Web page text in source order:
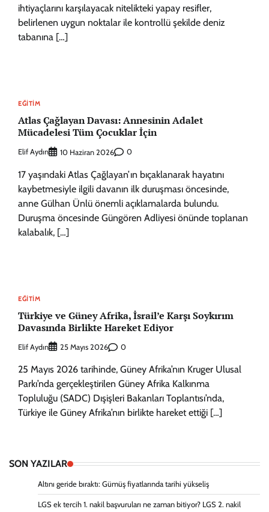
ihtiyaçlarını karşılayacak nitelikteki yapay resifler,
belirlenen uygun noktalar ile kontrollü şekilde deniz
tabanına […]
EĞITIM
Atlas Çağlayan Davası: Annesinin Adalet
Mücadelesi Tüm Çocuklar İçin
Elif Aydın 10 Haziran 2026 0
17 yaşındaki Atlas Çağlayan’ın bıçaklanarak hayatını
kaybetmesiyle ilgili davanın ilk duruşması öncesinde,
anne Gülhan Ünlü önemli açıklamalarda bulundu.
Duruşma öncesinde Güngören Adliyesi önünde toplanan
kalabalık, […]
EĞITIM
Türkiye ve Güney Afrika, İsrail’e Karşı Soykırım
Davasında Birlikte Hareket Ediyor
Elif Aydın 25 Mayıs 2026 0
25 Mayıs 2026 tarihinde, Güney Afrika’nın Kruger Ulusal
Parkı’nda gerçekleştirilen Güney Afrika Kalkınma
Topluluğu (SADC) Dışişleri Bakanları Toplantısı’nda,
Türkiye ile Güney Afrika’nın birlikte hareket ettiği […]
SON YAZILAR
Altını geride bıraktı: Gümüş fiyatlarında tarihi yükseliş
LGS ek tercih 1. nakil başvuruları ne zaman bitiyor? LGS 2. nakil